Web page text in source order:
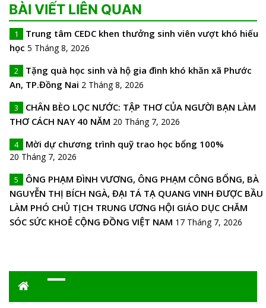
BÀI VIẾT LIÊN QUAN
1
Trung tâm CEDC khen thưởng sinh viên vượt khó hiếu
học 5 Tháng 8, 2026
2
Tặng quà học sinh và hộ gia đình khó khăn xã Phước
An, TP.Đồng Nai 2 Tháng 8, 2026
3
CHÂN BÈO LỌC NƯỚC: TẬP THƠ CỦA NGƯỜI BẠN LÀM
THƠ CÁCH NAY 40 NĂM 20 Tháng 7, 2026
4 Mời dự chương trình quỹ trao học bổng 100%
20 Tháng 7, 2026
5
ÔNG PHẠM ĐÌNH VƯƠNG, ÔNG PHẠM CÔNG BỔNG, BÀ
NGUYỄN THỊ BÍCH NGÀ, ĐẠI TÁ TẠ QUANG VINH ĐƯỢC BẦU
LÀM PHÓ CHỦ TỊCH TRUNG ƯƠNG HỘI GIÁO DỤC CHĂM
SÓC SỨC KHOẺ CỘNG ĐỒNG VIỆT NAM 17 Tháng 7, 2026